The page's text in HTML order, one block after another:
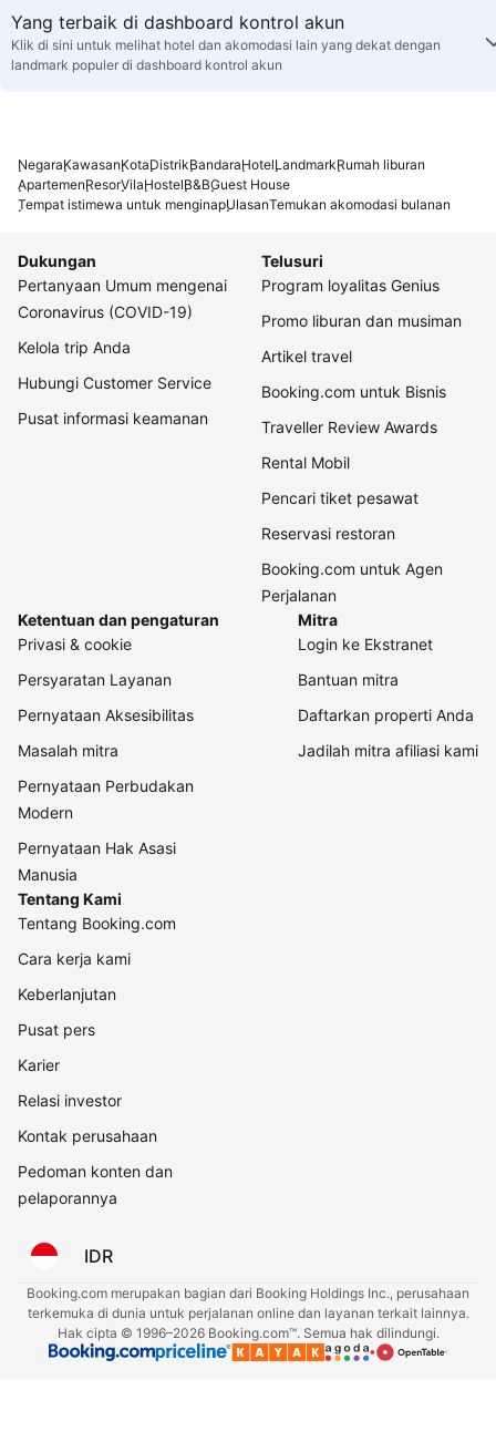
Yang terbaik di dashboard kontrol akun
Klik di sini untuk melihat hotel dan akomodasi lain yang dekat dengan
landmark populer di dashboard kontrol akun
NegaraKawasanKotaDistrikBandaraHotelLandmarkRumah liburan
ApartemenResorVilaHostelB&BGuest House
Tempat istimewa untuk menginapUlasanTemukan akomodasi bulanan
Dukungan
Pertanyaan Umum mengenai
Coronavirus (COVID-19)
Kelola trip Anda
Hubungi Customer Service
Pusat informasi keamanan
Telusuri
Program loyalitas Genius
Promo liburan dan musiman
Artikel travel
Booking.com untuk Bisnis
Traveller Review Awards
Rental Mobil
Pencari tiket pesawat
Reservasi restoran
Booking.com untuk Agen
Perjalanan
Ketentuan dan pengaturan
Privasi & cookie
Persyaratan Layanan
Pernyataan Aksesibilitas
Masalah mitra
Pernyataan Perbudakan
Modern
Pernyataan Hak Asasi
Manusia
Mitra
Login ke Ekstranet
Bantuan mitra
Daftarkan properti Anda
Jadilah mitra afiliasi kami
Tentang Kami
Tentang Booking.com
Cara kerja kami
Keberlanjutan
Pusat pers
Karier
Relasi investor
Kontak perusahaan
Pedoman konten dan
pelaporannya
IDR
Booking.com merupakan bagian dari Booking Holdings Inc., perusahaan
terkemuka di dunia untuk perjalanan online dan layanan terkait lainnya.
Hak cipta © 1996–2026 Booking.com™. Semua hak dilindungi.